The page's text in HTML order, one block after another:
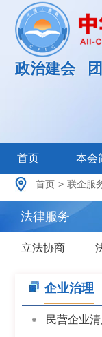
政治建会
首页 本会
首页 > 联企服
法律服务
立法协商
企业治理
民营企业